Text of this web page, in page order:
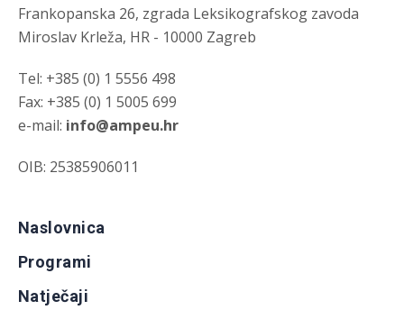
Frankopanska 26, zgrada Leksikografskog zavoda
Miroslav Krleža, HR - 10000 Zagreb
Tel: +385 (0) 1 5556 498
Fax: +385 (0) 1 5005 699
e-mail: info@ampeu.hr
OIB: 25385906011
Naslovnica
Programi
Natječaji